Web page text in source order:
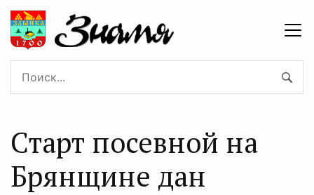
Старт посевной на
Брянщине дан